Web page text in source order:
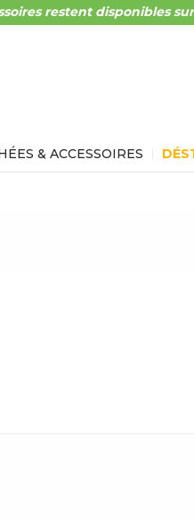
restent disponibles
& ACCESSOIRES